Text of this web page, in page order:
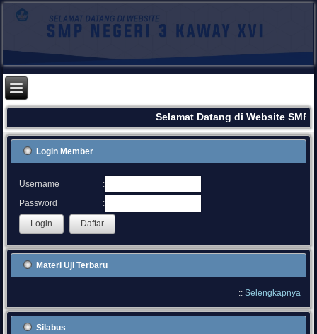
Selamat Datang di Website
Login Member
Username
:
Password
:
Materi Uji Terbaru
:: Selengkapnya
Silabus